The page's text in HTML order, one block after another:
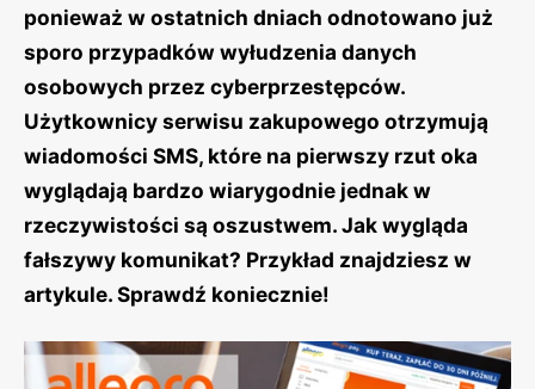
ponieważ w ostatnich dniach odnotowano już
sporo przypadków wyłudzenia danych
osobowych przez cyberprzestępców.
Użytkownicy serwisu zakupowego otrzymują
wiadomości SMS, które na pierwszy rzut oka
wyglądają bardzo wiarygodnie jednak w
rzeczywistości są oszustwem. Jak wygląda
fałszywy komunikat? Przykład znajdziesz w
artykule. Sprawdź koniecznie!